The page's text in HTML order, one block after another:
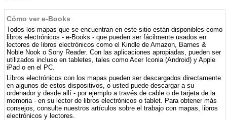
Cómo ver e-Books
Todos los mapas que se encuentran en este sitio están disponibles como
libros electrónicos - e-Books - que pueden ser fácilmente usados ​​en
lectores de libros electrónicos como el Kindle de Amazon, Barnes &
Noble Nook o Sony Reader. Con las aplicaciones apropiadas, pueden ser
utilizados incluso en tabletes, tales como Acer Iconia (Android) y Apple
iPad o en el PC.
Libros electrónicos con los mapas pueden ser descargados directamente
en algunos de estos dispositivos, o usted puede descargar a su
ordenador y desde allí - por ejemplo a través de cable o de tarjeta de la
memoria - en su lector de libros electrónicos o tablet. Para obtener más
consejos, consulte nuestros artículos sobre el trabajo con mapas, libros
electrónicos y lectores.